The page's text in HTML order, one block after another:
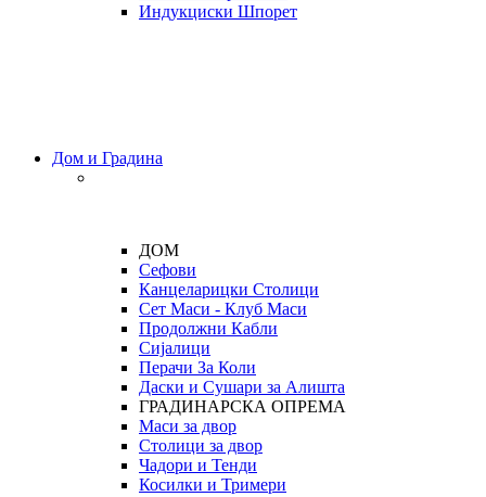
Индукциски Шпорет
Дом и Градина
ДОМ
Сефови
Канцеларицки Столици
Сет Маси - Клуб Маси
Продолжни Кабли
Сијалици
Перачи За Коли
Даски и Сушари за Алишта
ГРАДИНАРСКА ОПРЕМА
Маси за двор
Столици за двор
Чадори и Тенди
Косилки и Тримери